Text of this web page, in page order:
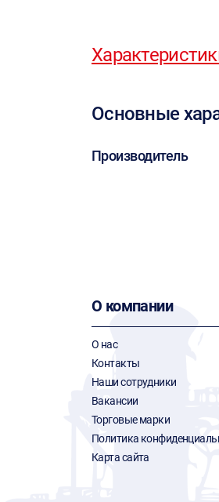
Основные
Производитель
О компании
О нас
Контакты
Наши сотрудники
Вакансии
Торговые марки
Политика
Карта сайта